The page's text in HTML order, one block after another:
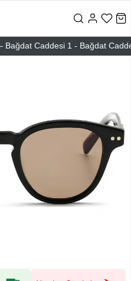
Caddesi 1 - Bağdat